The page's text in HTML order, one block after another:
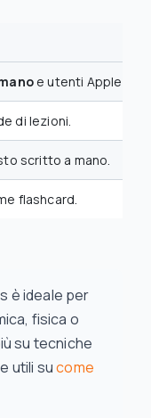
e utenti Apple
di lezioni.
scritto a mano.
flashcard.
è ideale per
fisica o
su tecniche
utili sucome